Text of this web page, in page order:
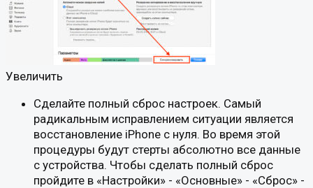
Увеличить
Сделайте полный сброс настроек. Самый
радикальным исправлением ситуации является
восстановление iPhone с нуля. Во время этой
процедуры будут стерты абсолютно все данные
с устройства. Чтобы сделать полный сброс
пройдите в «Настройки» - «Основные» - «Сброс» -